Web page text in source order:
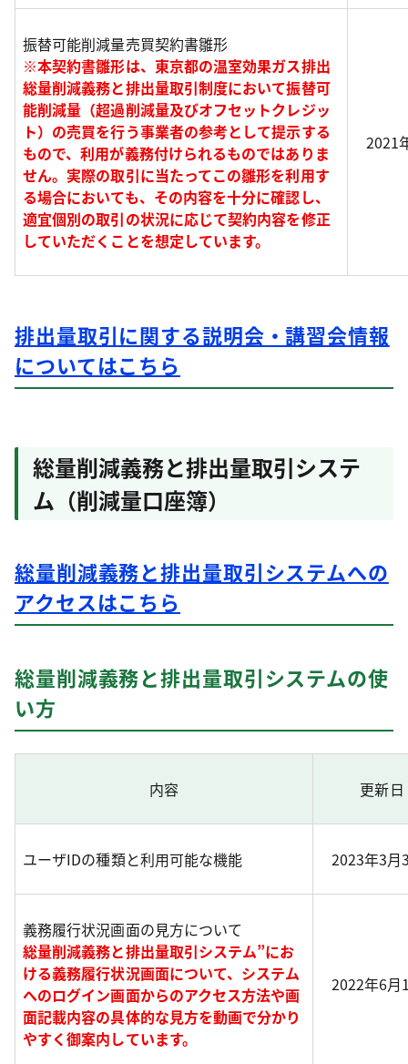
振替可能削減量売買契約書雛形
※本契約書雛形は、東京都の温室効果ガス排出
総量削減義務と排出量取引制度において振替可
能削減量（超過削減量及びオフセットクレジッ
ト）の売買を行う事業者の参考として提示する
もので、利用が義務付けられるものではありま
せん。実際の取引に当たってこの雛形を利用す
る場合においても、その内容を十分に確認し、
適宜個別の取引の状況に応じて契約内容を修正
していただくことを想定しています。
2021
排出量取引に関する説明会・講習会情報
についてはこちら
総量削減義務と排出量取引システ
ム（削減量口座簿）
総量削減義務と排出量取引システムへの
アクセスはこちら
総量削減義務と排出量取引システムの使
い方
内容 更新日
ユーザIDの種類と利用可能な機能 2023年3月
義務履行状況画面の見方について
総量削減義務と排出量取引システム”にお
ける義務履行状況画面について、システム
へのログイン画面からのアクセス方法や画
面記載内容の具体的な見方を動画で分かり
やすく御案内しています。
2022年6月